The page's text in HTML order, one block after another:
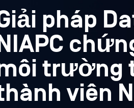
pháp
trường
viên